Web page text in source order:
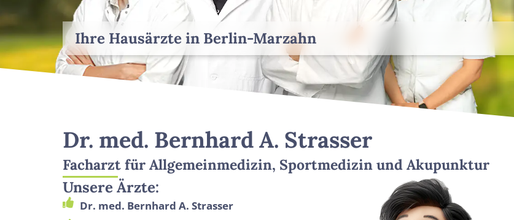
Ihre Hausärzte in Berlin-Marzahn
Dr. med. Bernhard A. Strasser
Facharzt für Allgemeinmedizin, Sportmedizin und Akupunktur
Unsere Ärzte:
Dr. med. Bernhard A. Strasser